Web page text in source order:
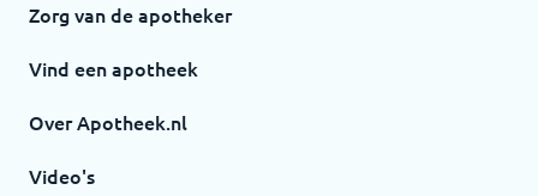
Zorg van de apotheker
Vind een apotheek
Over Apotheek.nl
Video's